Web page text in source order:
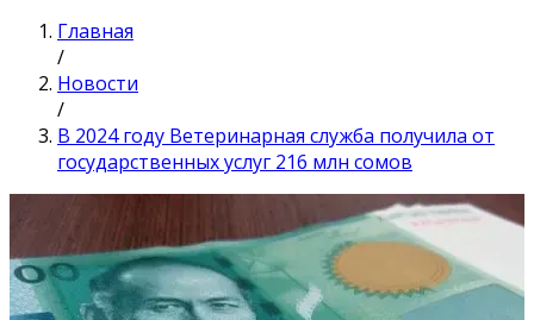
Главная
/
Новости
/
В 2024 году Ветеринарная служба получила от
государственных услуг 216 млн сомов